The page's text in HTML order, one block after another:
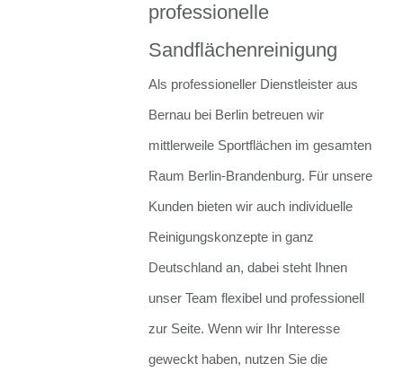
professionelle
Sandflächenreinigung
Als professioneller Dienstleister aus
Bernau bei Berlin betreuen wir
mittlerweile Sportflächen im gesamten
Raum Berlin-Brandenburg. Für unsere
Kunden bieten wir auch individuelle
Reinigungskonzepte in ganz
Deutschland an, dabei steht Ihnen
unser Team flexibel und professionell
zur Seite. Wenn wir Ihr Interesse
geweckt haben, nutzen Sie die